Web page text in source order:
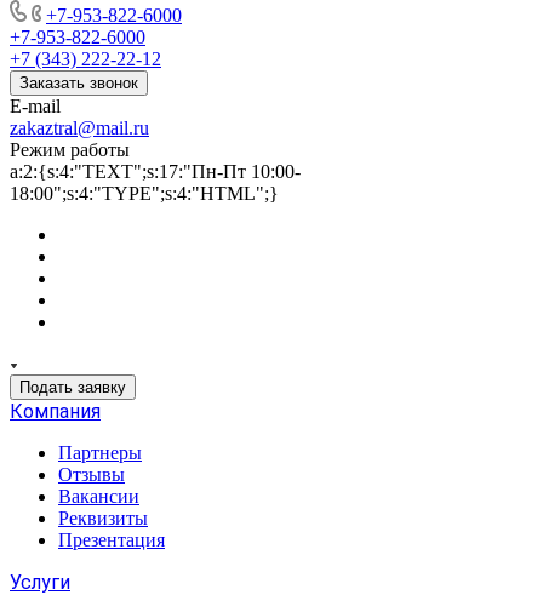
+7-953-822-6000
+7-953-822-6000
+7 (343) 222-22-12
Заказать звонок
E-mail
zakaztral@mail.ru
Режим работы
a:2:{s:4:"TEXT";s:17:"Пн-Пт 10:00-
18:00";s:4:"TYPE";s:4:"HTML";}
Подать заявку
Компания
Партнеры
Отзывы
Вакансии
Реквизиты
Презентация
Услуги